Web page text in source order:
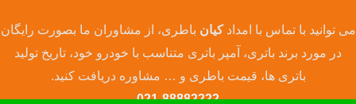
می توانید با تماس با امدادکیان باطری، از مشاوران ما بصورت رایگان
در مورد برند باتری، آمپر باتری متناسب با خودرو خود، تاریخ تولید
باتری ها، قیمت باطری و … مشاوره دریافت کنید.
021-88882222